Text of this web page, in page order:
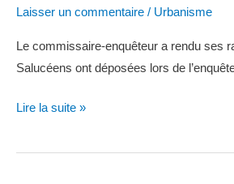
Laisser un commentaire / Urbanisme
Le commissaire-enquêteur a rendu ses
Salucéens ont déposées lors de
Les
du
Lire la suite »